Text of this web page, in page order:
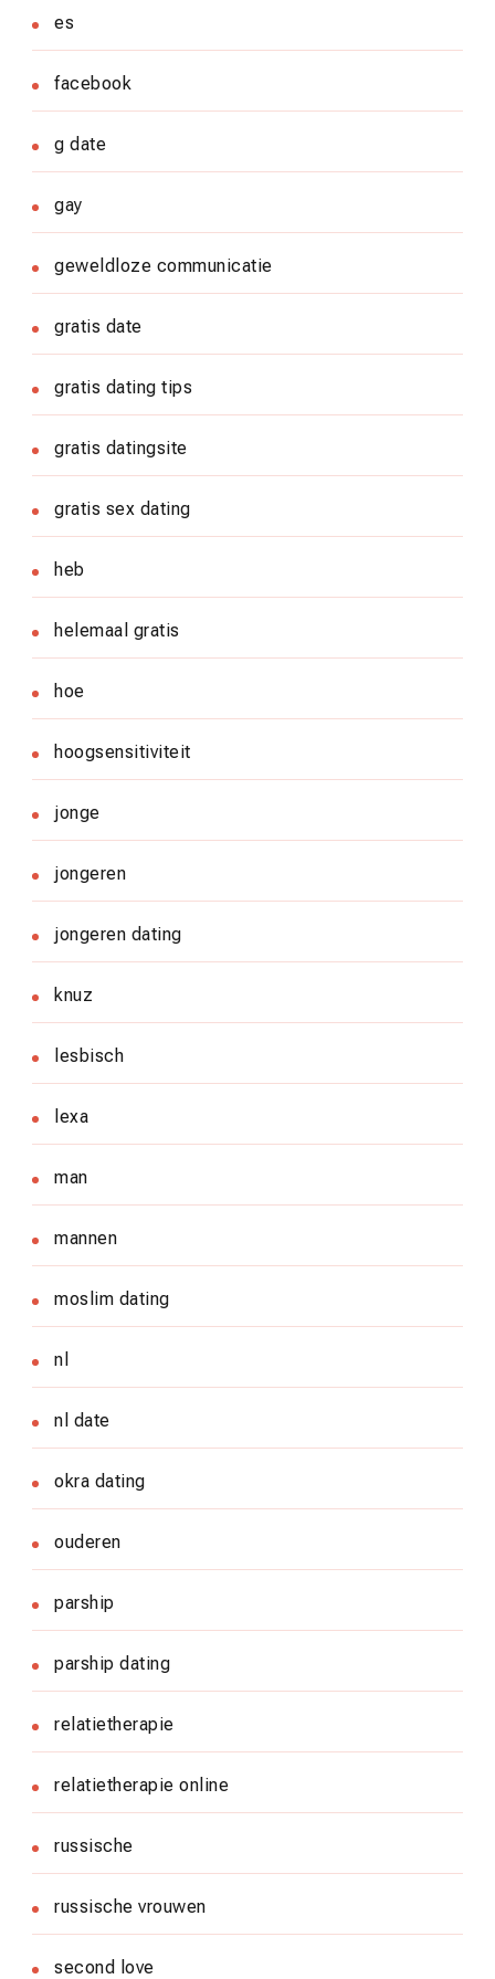
es
facebook
g date
gay
geweldloze communicatie
gratis date
gratis dating tips
gratis datingsite
gratis sex dating
heb
helemaal gratis
hoe
hoogsensitiviteit
jonge
jongeren
jongeren dating
knuz
lesbisch
lexa
man
mannen
moslim dating
nl
nl date
okra dating
ouderen
parship
parship dating
relatietherapie
relatietherapie online
russische
russische vrouwen
second love